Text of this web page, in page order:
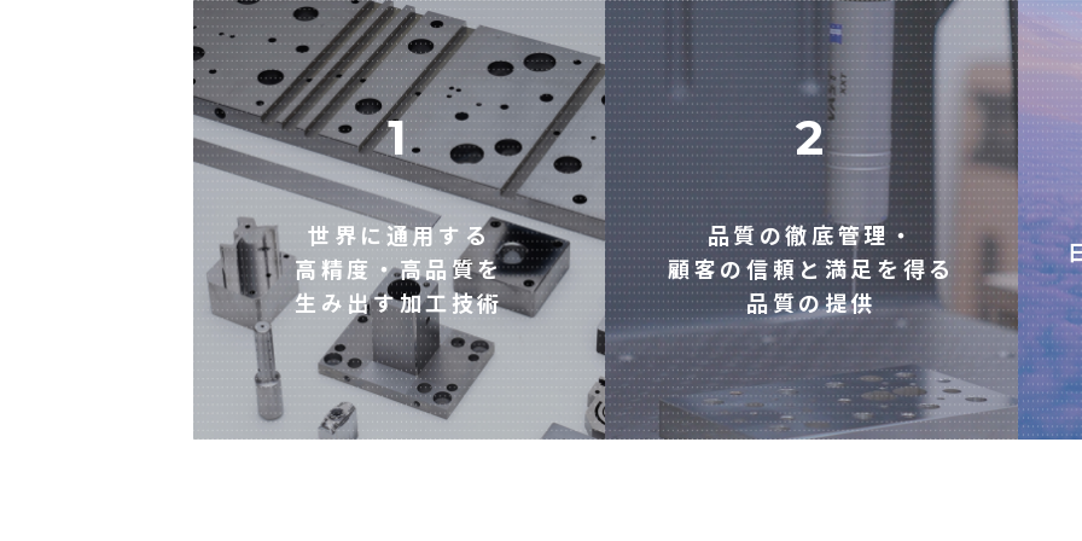
1
世界に通用する
高精度・高品質を
生み出す加工技術
2
品質の徹底管理・
顧客の信頼と満足を得る
品質の提供